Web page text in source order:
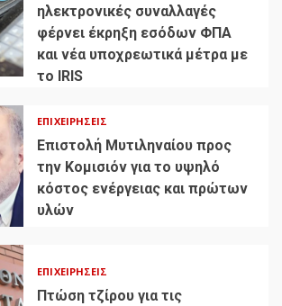
ηλεκτρονικές συναλλαγές
φέρνει έκρηξη εσόδων ΦΠΑ
και νέα υποχρεωτικά μέτρα με
το IRIS
ΕΠΙΧΕΙΡΉΣΕΙΣ
Επιστολή Μυτιληναίου προς
την Κομισιόν για το υψηλό
κόστος ενέργειας και πρώτων
υλών
ΕΠΙΧΕΙΡΉΣΕΙΣ
Πτώση τζίρου για τις